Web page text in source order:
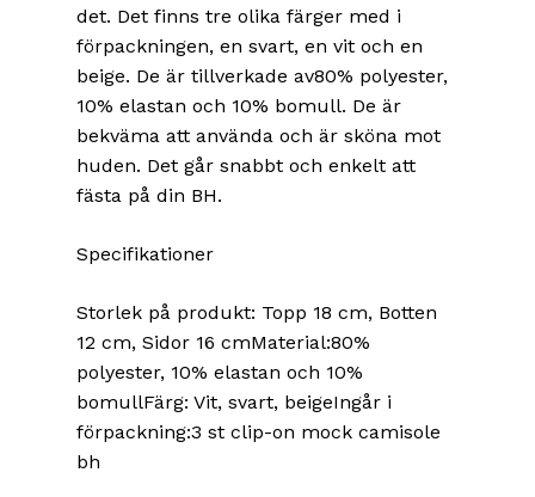
det. Det finns tre olika färger med i
förpackningen, en svart, en vit och en
beige. De är tillverkade av80% polyester,
10% elastan och 10% bomull. De är
bekväma att använda och är sköna mot
huden. Det går snabbt och enkelt att
fästa på din BH.
Specifikationer
Storlek på produkt: Topp 18 cm, Botten
12 cm, Sidor 16 cmMaterial:80%
polyester, 10% elastan och 10%
bomullFärg: Vit, svart, beigeIngår i
förpackning:3 st clip-on mock camisole
bh